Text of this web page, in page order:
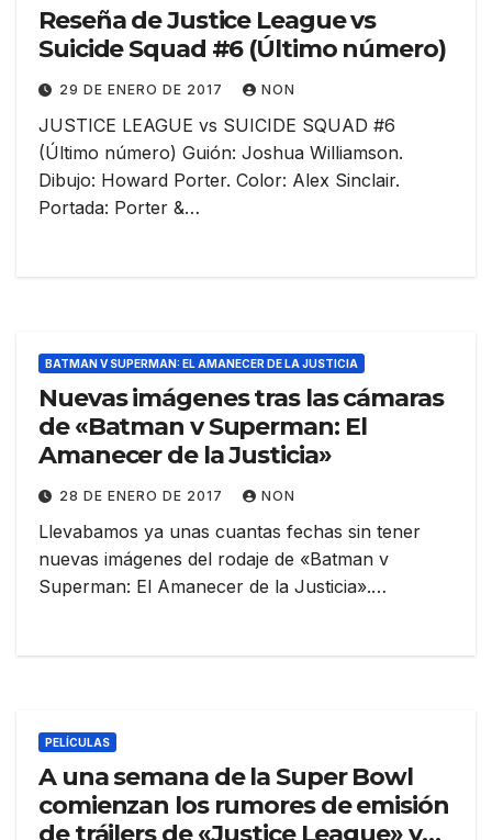
Reseña de Justice League vs
Suicide Squad #6 (Último número)
29 DE ENERO DE 2017 NON
JUSTICE LEAGUE vs SUICIDE SQUAD #6
(Último número) Guión: Joshua Williamson.
Dibujo: Howard Porter. Color: Alex Sinclair.
Portada: Porter &…
BATMAN V SUPERMAN: EL AMANECER DE LA JUSTICIA
Nuevas imágenes tras las cámaras
de «Batman v Superman: El
Amanecer de la Justicia»
28 DE ENERO DE 2017 NON
Llevabamos ya unas cuantas fechas sin tener
nuevas imágenes del rodaje de «Batman v
Superman: El Amanecer de la Justicia».…
PELÍCULAS
A una semana de la Super Bowl
comienzan los rumores de emisión